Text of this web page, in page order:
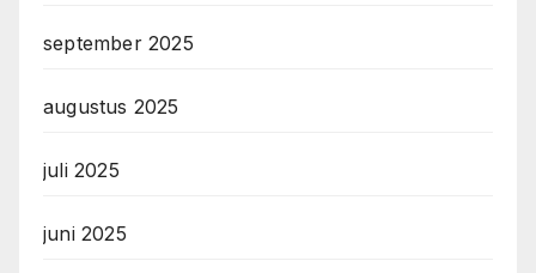
september 2025
augustus 2025
juli 2025
juni 2025